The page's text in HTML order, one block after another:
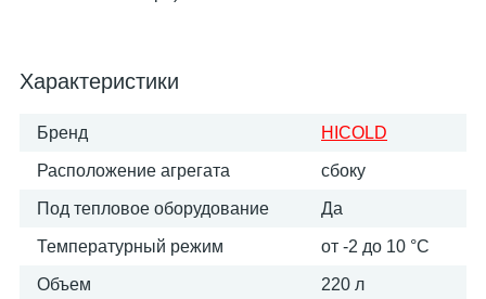
Характеристики
Бренд HICOLD
Расположение агрегата сбоку
Под тепловое оборудование Да
Температурный режим от -2 до 10 °С
Объем 220 л